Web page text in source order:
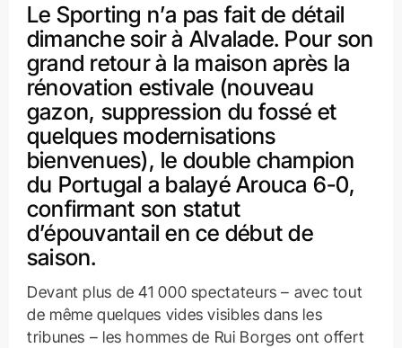
Le Sporting n’a pas fait de détail
dimanche soir à Alvalade. Pour son
grand retour à la maison après la
rénovation estivale (nouveau
gazon, suppression du fossé et
quelques modernisations
bienvenues), le double champion
du Portugal a balayé Arouca 6-0,
confirmant son statut
d’épouvantail en ce début de
saison.
Devant plus de 41 000 spectateurs – avec tout
de même quelques vides visibles dans les
tribunes – les hommes de Rui Borges ont offert